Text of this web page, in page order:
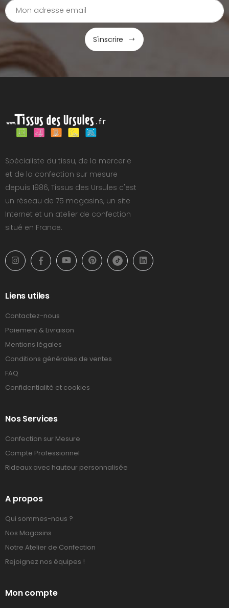
S'inscrire
Spécialiste du tissu, de la mercerie
et de la confection sur mesure
depuis 1986, Tissus des Ursules c'est
un réseau de 75 magasins, un site
Internet et un atelier de confection
situé en France.
Liens utiles
Contactez-nous
Paiement & Livraison
Mentions légales
Conditions générales de ventes
FAQ
Confidentialité et cookies
Nos Services
Confection sur Mesure
Compte Professionnel
Rideaux avec hauteur personnalisée
A propos
Qui sommes-nous ?
Nos Magasins
Notre Atelier de Confection
Rejoignez nos équipes !
Mon compte